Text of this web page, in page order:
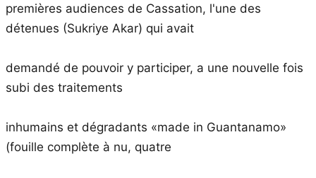
premières audiences de Cassation, l'une des
détenues (Sukriye Akar) qui avait
demandé de pouvoir y participer, a une nouvelle fois
subi des traitements
inhumains et dégradants «made in Guantanamo»
(fouille complète à nu, quatre